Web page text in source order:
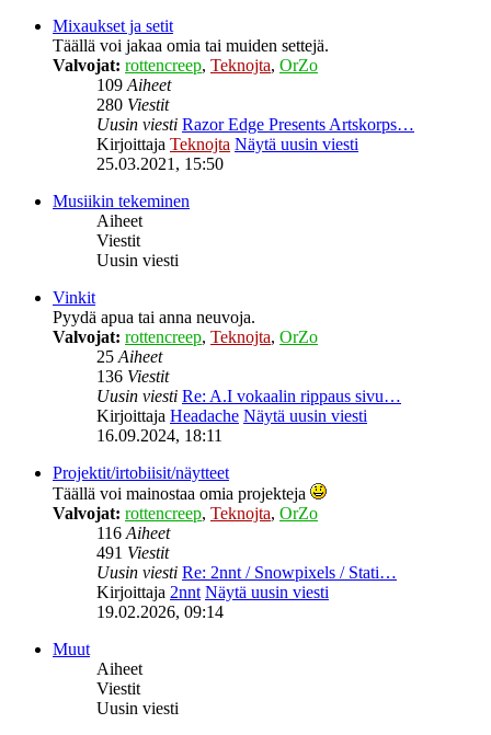
Mixaukset ja setit
Täällä voi jakaa omia tai muiden settejä.
Valvojat: rottencreep, Teknojta, OrZo
109Aiheet
280 Viestit
Uusin viesti Razor Edge Presents Artskorps…
Kirjoittaja Teknojta Näytä uusin viesti
25.03.2021, 15:50
Musiikin tekeminen
Aiheet
Viestit
Uusin viesti
Vinkit
Pyydä apua tai anna neuvoja.
Valvojat: rottencreep, Teknojta, OrZo
25Aiheet
136 Viestit
Uusin viesti Re: A.I vokaalin rippaus sivu…
Kirjoittaja Headache Näytä uusin viesti
16.09.2024, 18:11
Projektit/irtobiisit/näytteet
Täällä voi mainostaa omia projekteja
Valvojat: rottencreep, Teknojta, OrZo
116Aiheet
491 Viestit
Uusin viesti Re: 2nnt / Snowpixels / Stati…
Kirjoittaja 2nnt Näytä uusin viesti
19.02.2026, 09:14
Muut
Aiheet
Viestit
Uusin viesti